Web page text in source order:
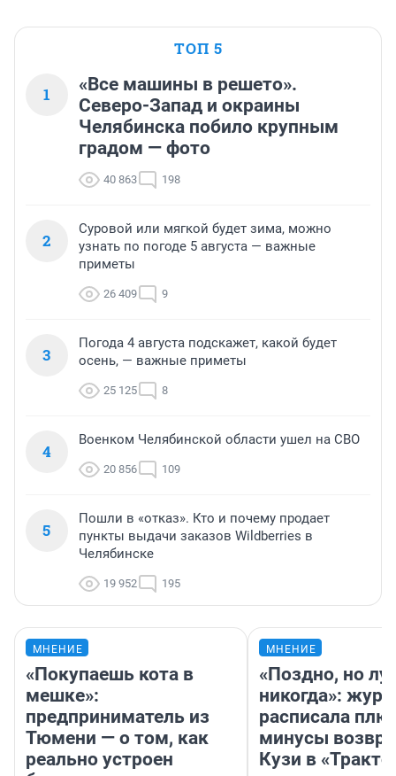
ТОП 5
1
«Все машины в решето».
Северо-Запад и окраины
Челябинска побило крупным
градом — фото
40 863 198
2
Суровой или мягкой будет зима, можно
узнать по погоде 5 августа — важные
приметы
26 409 9
3
Погода 4 августа подскажет, какой будет
осень, — важные приметы
25 125 8
4
Военком Челябинской области ушел на СВО
20 856 109
5
Пошли в «отказ». Кто и почему продает
пункты выдачи заказов Wildberries в
Челябинске
19 952 195
МНЕНИЕ
«Покупаешь кота в
мешке»:
предприниматель из
Тюмени — о том, как
реально устроен
МНЕНИЕ
«Поздно, но
никогда»:
расписала
минусы
Кузи в